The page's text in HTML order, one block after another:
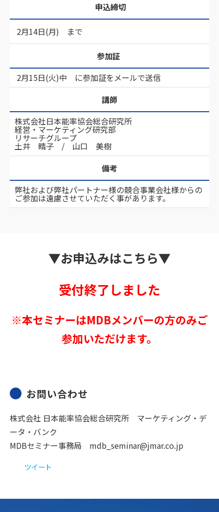
申込締切
2月14日(月) まで
参加証
2月15日(火)中 に参加証をメールで送信
講師
株式会社日本能率協会総合研究所
経営・マーケティング研究部
リサーチグループ
土井 晴子 / 山口 美樹
備考
弊社および弊社パートナー様の競合事業会社様からの
ご参加は遠慮させていただく事があります。
▼お申込みはこちら▼
受付終了しました
※本セミナーはMDBメンバーの方のみご
参加いただけます。
お問い合わせ
株式会社 日本能率協会総合研究所 マーケティング・デ
ータ・バンク
MDBセミナー事務局 mdb_seminar@jmar.co.jp
ツイート